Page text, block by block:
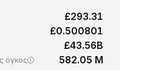
£293.31
£0.500801
£43.56B
όγκος 582.05 M